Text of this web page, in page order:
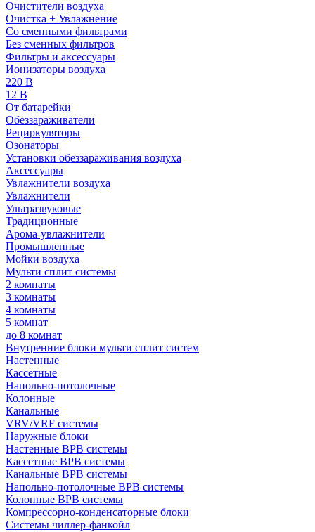
Очистители воздуха
Очистка + Увлажнение
Cо сменными фильтрами
Без сменных фильтров
Фильтры и аксессуары
Ионизаторы воздуха
220 В
12 В
От батарейки
Обеззараживатели
Рециркуляторы
Озонаторы
Установки обеззараживания воздуха
Аксессуары
Увлажнители воздуха
Увлажнители
Ультразвуковые
Традиционные
Арома-увлажнители
Промышленные
Мойки воздуха
Мульти сплит системы
2 комнаты
3 комнаты
4 комнаты
5 комнат
до 8 комнат
Внутренние блоки мульти сплит систем
Настенные
Кассетные
Напольно-потолочные
Колонные
Канальные
VRV/VRF системы
Наружные блоки
Настенные ВРВ системы
Кассетные ВРВ системы
Канальные ВРВ системы
Напольно-потолочные ВРВ системы
Колонные ВРВ системы
Компрессорно-конденсаторные блоки
Системы чиллер-фанкойл